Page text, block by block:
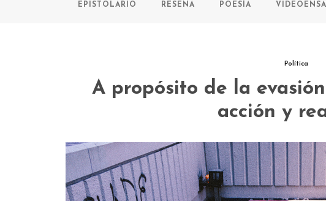
EPISTOLARIO RESEÑA POESÍA
Política
A propósito de la
acción y